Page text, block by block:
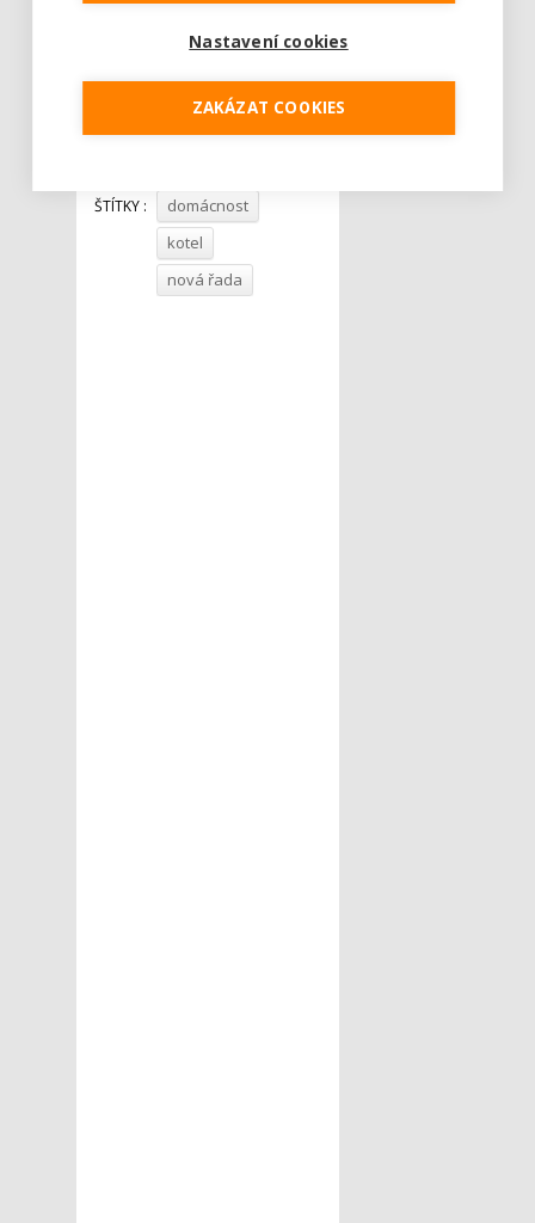
ŠTÍTKY :
domácnost
kotel
nová řada
Nastavení cookies
ZAKÁZAT COOKIES